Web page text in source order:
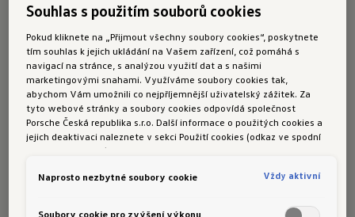
Přehled asistenčních
systémů pro lepší
výhled v ID. Polo
Pro ID. Polo jsou k dispozici následující
asistenční systémy pro lepší výhled:
Světlomety IQ.LIGHT LED Matrix
Souhlas s použitím souborů cookies
Pokud kliknete na „Přijmout všechny soubory cookies“, poskytnete
tím souhlas k jejich ukládání na Vašem zařízení, což pomáhá s
navigací na stránce, s analýzou využití dat a s našimi
marketingovými snahami. Využíváme soubory cookies tak,
abychom Vám umožnili co nejpříjemnější uživatelský zážitek. Za
tyto webové stránky a soubory cookies odpovídá společnost
Porsche Česká republika s.r.o. Další informace o použitých cookies a
jejich deaktivaci naleznete v sekci Použití cookies (odkaz ve spodní
části této stránky).
Naprosto nezbytné soubory cookie Vždy aktivní
Soubory cookie pro zvýšení výkonu